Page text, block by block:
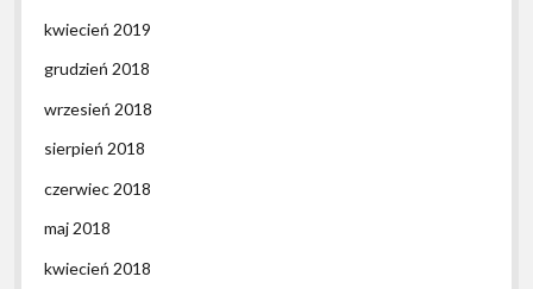
kwiecień 2019
grudzień 2018
wrzesień 2018
sierpień 2018
czerwiec 2018
maj 2018
kwiecień 2018